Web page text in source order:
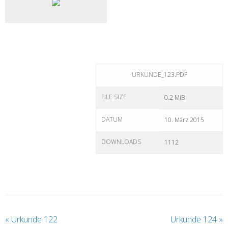
URKUNDE_123.PDF
FILE SIZE 0.2 MiB
DATUM 10. März 2015
DOWNLOADS 1112
« Urkunde 122 Urkunde 124 »